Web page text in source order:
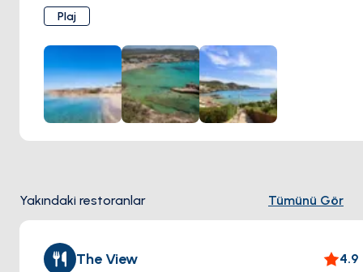
güneşlenme noktaları ve gizli şnorkelle dalış alanları için.
Plaj
Yakındaki restoranlar Tümünü Gör
The View 4.9